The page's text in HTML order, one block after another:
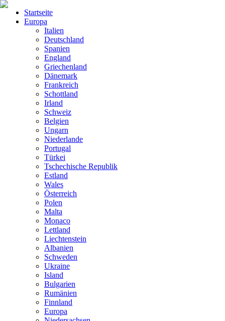
Startseite
Europa
Italien
Deutschland
Spanien
England
Griechenland
Dänemark
Frankreich
Schottland
Irland
Schweiz
Belgien
Ungarn
Niederlande
Portugal
Türkei
Tschechische Republik
Estland
Wales
Österreich
Polen
Malta
Monaco
Lettland
Liechtenstein
Albanien
Schweden
Ukraine
Island
Bulgarien
Rumänien
Finnland
Europa